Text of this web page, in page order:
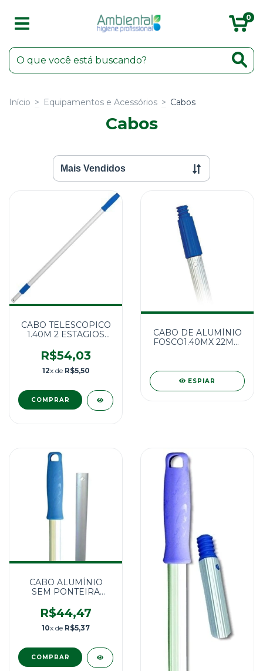
0
Início > Equipamentos e Acessórios > Cabos
Cabos
CABO TELESCOPICO
1.40M 2 ESTAGIOS
R$54,03
12x de R$5,50
CABO DE ALUMÍNIO
FOSCO1.40MX 22MM
ESPIAR
CABO ALUMÍNIO
SEM PONTEIRA
MANOPLA AZUL-
CL140
R$44,47
10x de R$5,37